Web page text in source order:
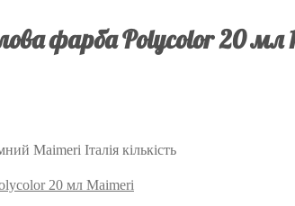
фарба Polycolor 20
Maimeri Італія кількість
20 мл Maimeri